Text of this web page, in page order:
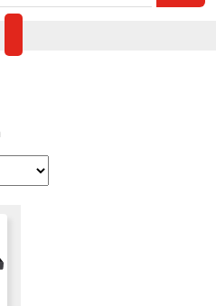
Button
theo